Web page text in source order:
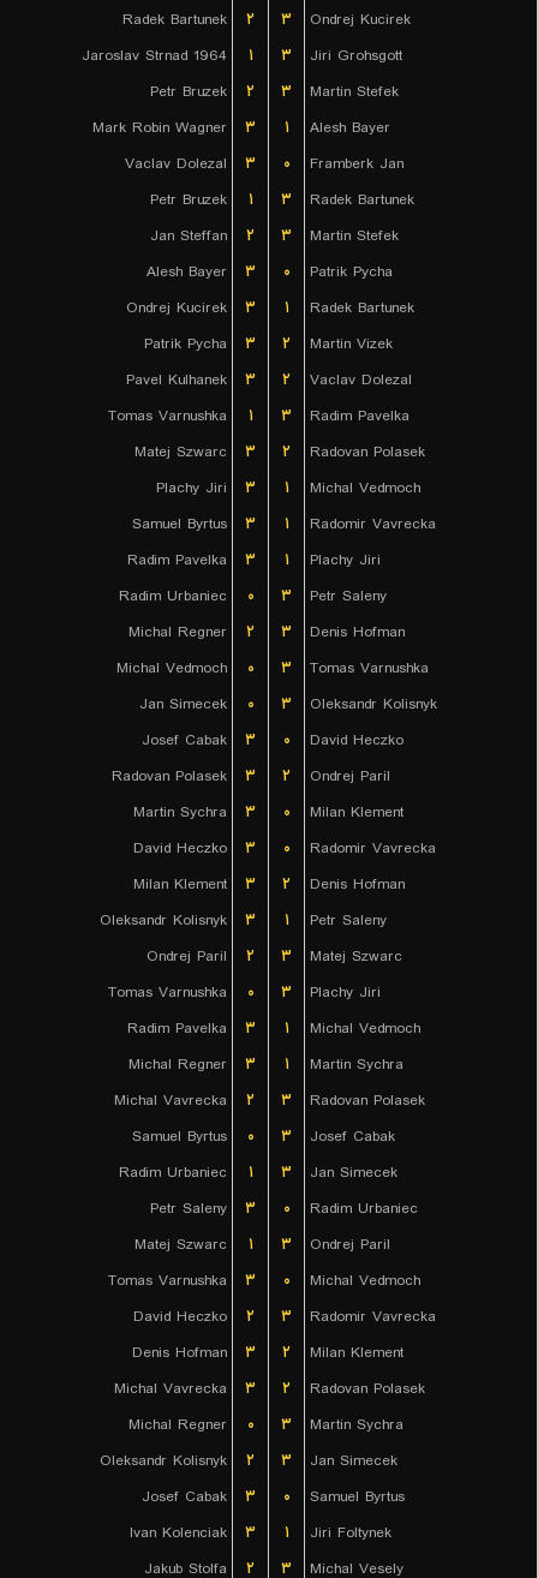
Radek Bartunek
۲ ۳
Ondrej Kucirek
Jaroslav Strnad 1964
۱ ۳
Jiri Grohsgott
Petr Bruzek
۲ ۳
Martin Stefek
Mark Robin Wagner
۳ ۱
Alesh Bayer
Vaclav Dolezal
۳ ۰
Framberk Jan
Petr Bruzek
۱ ۳
Radek Bartunek
Jan Steffan
۲ ۳
Martin Stefek
Alesh Bayer
۳ ۰
Patrik Pycha
Ondrej Kucirek
۳ ۱
Radek Bartunek
Patrik Pycha
۳ ۲
Martin Vizek
Pavel Kulhanek
۳ ۲
Vaclav Dolezal
Tomas Varnushka
۱ ۳
Radim Pavelka
Matej Szwarc
۳ ۲
Radovan Polasek
Plachy Jiri
۳ ۱
Michal Vedmoch
Samuel Byrtus
۳ ۱
Radomir Vavrecka
Radim Pavelka
۳ ۱
Plachy Jiri
Radim Urbaniec
۰ ۳
Petr Saleny
Michal Regner
۲ ۳
Denis Hofman
Michal Vedmoch
۰ ۳
Tomas Varnushka
Jan Simecek
۰ ۳
Oleksandr Kolisnyk
Josef Cabak
۳ ۰
David Heczko
Radovan Polasek
۳ ۲
Ondrej Paril
Martin Sychra
۳ ۰
Milan Klement
David Heczko
۳ ۰
Radomir Vavrecka
Milan Klement
۳ ۲
Denis Hofman
Oleksandr Kolisnyk
۳ ۱
Petr Saleny
Ondrej Paril
۲ ۳
Matej Szwarc
Tomas Varnushka
۰ ۳
Plachy Jiri
Radim Pavelka
۳ ۱
Michal Vedmoch
Michal Regner
۳ ۱
Martin Sychra
Michal Vavrecka
۲ ۳
Radovan Polasek
Samuel Byrtus
۰ ۳
Josef Cabak
Radim Urbaniec
۱ ۳
Jan Simecek
Petr Saleny
۳ ۰
Radim Urbaniec
Matej Szwarc
۱ ۳
Ondrej Paril
Tomas Varnushka
۳ ۰
Michal Vedmoch
David Heczko
۲ ۳
Radomir Vavrecka
Denis Hofman
۳ ۲
Milan Klement
Michal Vavrecka
۳ ۲
Radovan Polasek
Michal Regner
۰ ۳
Martin Sychra
Oleksandr Kolisnyk
۲ ۳
Jan Simecek
Josef Cabak
۳ ۰
Samuel Byrtus
Ivan Kolenciak
۳ ۱
Jiri Foltynek
Jakub Stolfa
۲ ۳ Michal Vesely